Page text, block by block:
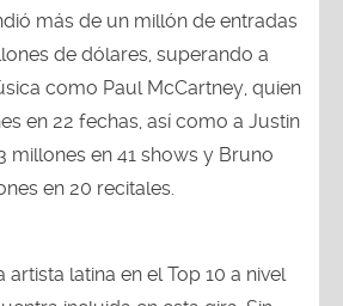
más de un millón de entradas
de dólares, superando a
como Paul McCartney, quien
en 22 fechas, así como a Justin
millones en 41 shows y Bruno
en 20 recitales.
artista latina en el Top 10 a nivel